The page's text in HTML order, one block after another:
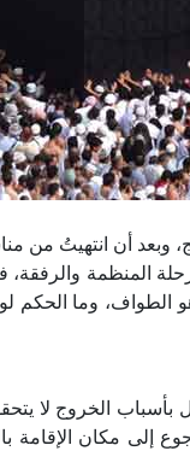
وبعد أن انتهيتُ
المنظمة
الطواف، وما الحكم
الخروج لا
مكان الإقامة